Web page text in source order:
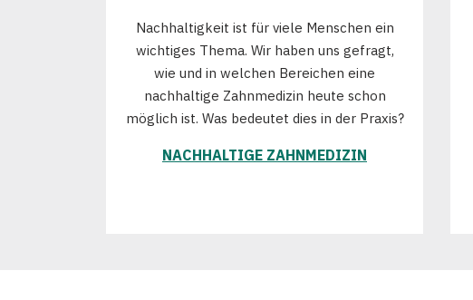
Nachhaltigkeit ist für viele Menschen ein
wichtiges Thema. Wir haben uns gefragt,
wie und in welchen Bereichen eine
nachhaltige Zahnmedizin heute schon
möglich ist. Was bedeutet dies in der Praxis?
NACHHALTIGE ZAHNMEDIZIN